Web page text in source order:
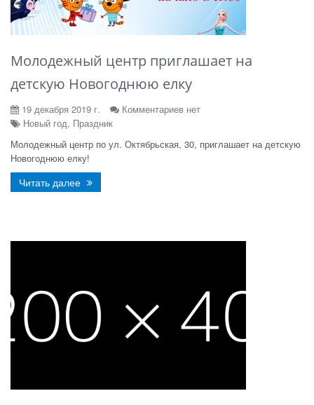
Молодежный центр приглашает на
детскую Новогоднюю елку
19 декабря 2019 г.
Комментариев нет
Новый год, Праздник
Молодежный центр по ул. Октябрьская, 30, приглашает на детскую
Новогоднюю елку!
Читать далее